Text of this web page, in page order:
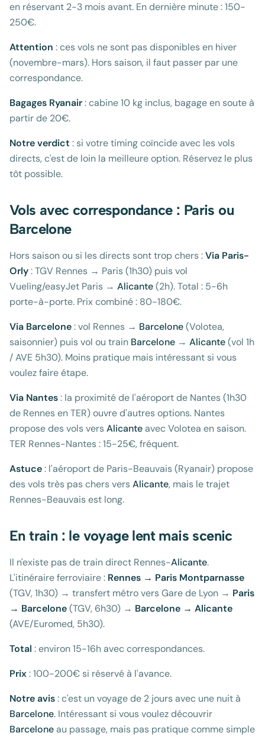
en réservant 2-3 mois avant. En dernière minute : 150-
250€.
Attention : ces vols ne sont pas disponibles en hiver
(novembre-mars). Hors saison, il faut passer par une
correspondance.
Bagages Ryanair: cabine 10 kg inclus, bagage en soute à
partir de 20€.
Notre verdict : si votre timing coïncide avec les vols
directs, c'est de loin la meilleure option. Réservez le plus
tôt possible.
Vols avec correspondance : Paris ou
Barcelone
Hors saison ou si les directs sont trop chers :Via Paris-
Orly: TGV Rennes → Paris (1h30) puis vol
Vueling/easyJet Paris → Alicante(2h). Total : 5-6h
porte-à-porte. Prix combiné : 80-180€.
Via Barcelone: vol Rennes → Barcelone(Volotea,
saisonnier) puis vol ou train Barcelone → Alicante(vol 1h
/ AVE 5h30). Moins pratique mais intéressant si vous
voulez faire étape.
Via Nantes: la proximité de l'aéroport de Nantes (1h30
de Rennes en TER) ouvre d'autres options. Nantes
propose des vols versAlicanteavec Volotea en saison.
TER Rennes-Nantes : 15-25€, fréquent.
Astuce: l'aéroport de Paris-Beauvais (Ryanair) propose
des vols très pas chers versAlicante, mais le trajet
Rennes-Beauvais est long.
En train : le voyage lent mais scenic
Il n'existe pas de train direct Rennes-Alicante.
L'itinéraire ferroviaire : Rennes → Paris Montparnasse
(TGV, 1h30) → transfert métro vers Gare de Lyon → Paris
→ Barcelone(TGV, 6h30) → Barcelone → Alicante
(AVE/Euromed, 5h30).
Total : environ 15-16h avec correspondances.
Prix: 100-200€ si réservé à l'avance.
Notre avis: c'est un voyage de 2 jours avec une nuit à
Barcelone. Intéressant si vous voulez découvrir
Barceloneau passage, mais pas pratique comme simple